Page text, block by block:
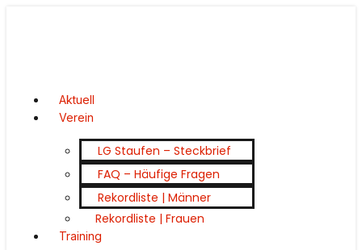
Aktuell
Verein
LG Staufen – Steckbrief
FAQ – Häufige Fragen
Rekordliste | Männer
Rekordliste | Frauen
Training